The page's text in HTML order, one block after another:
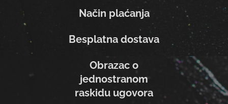
Način plaćanja
Besplatna dostava
Obrazac o
jednostranom
raskidu ugovora